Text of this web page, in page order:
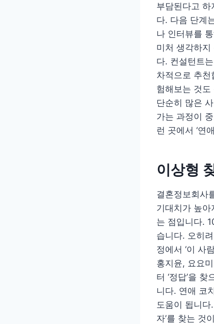
부담된다고
다. 다음 단계
나 인터뷰를
미처 생각하
다. 컨설턴트
차적으로 추천
험해보는 것도
단순히 많은
가는 과정이
런 곳에서 ‘연
이상형
결혼정보회사
기대치가 높아
는 점입니다.
습니다. 오히
정에서 ‘이 사
홍지윤, 요요
터 ‘정답’을
니다. 연애 코
도움이 됩니다
자’를 찾는 것